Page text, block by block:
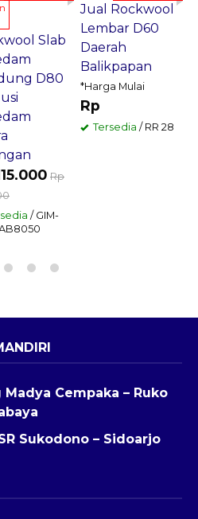
Slab
D80
Rp
/ GIM-
Jual Rockwool
Lembar D60
Daerah
Balikpapan
*Harga Mulai
Rp
Tersedia / RR 28
Cempaka – Ruko
Sukodono – Sidoarjo